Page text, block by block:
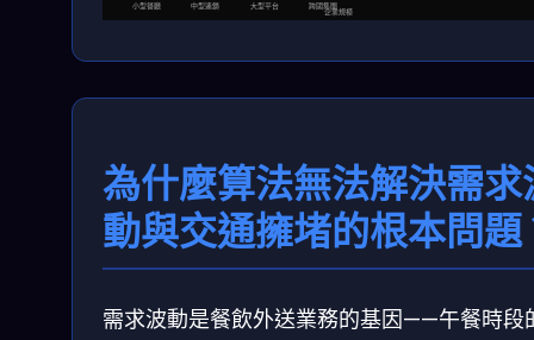
小型餐廳 中型連鎖 大型平台 跨國集團
企業規模
為什麼算法無法解決需求
動與交通擁堵的根本問題
需求波動是餐飲外送業務的基因——午餐時段